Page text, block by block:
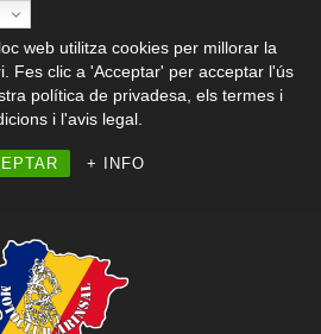
web utilitza cookies per millorar la
Fes clic a 'Acceptar' per acceptar l'ús
política de privadesa, els termes i
i l'avis legal.
+ INFO